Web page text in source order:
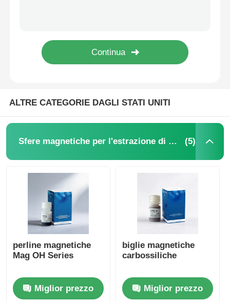
Perle magnetiche per la selezione delle cellule
Perline magnetiche a superficie attiva
Strumenti e Consumabili Automatizzati
ALTRE CATEGORIE DAGLI STATI UNITI
Sfere magnetiche per l'estrazione di acidi nucleici (5)
perline magnetiche
Mag OH Series
Miglior prezzo
biglie magnetiche
carbossiliche
Miglior prezzo